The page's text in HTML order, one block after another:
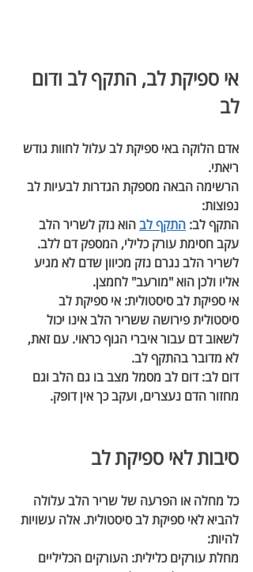
אי ספיקת לב, התקף לב ודום
לב
אדם הלוקה באי ספיקת לב עלול לחוות גודש
ריאתי.
הרשימה הבאה מספקת הגדרות לבעיות לב
נפוצות:
התקף לב: התקף לב הוא נזק לשריר הלב
עקב חסימת עורק כלילי, המספק דם ללב.
לשריר הלב נגרם נזק מכיוון שדם לא מגיע
אליו ולכן הוא "מורעב" לחמצן.
אי ספיקת לב סיסטולית: אי ספיקת לב
סיסטולית פירושה ששריר הלב אינו יכול
לשאוב דם עבור איברי הגוף כראוי. עם זאת,
לא מדובר בהתקף לב.
דום לב: דום לב מסמל מצב בו גם הלב וגם
מחזור הדם נעצרים, ועקב כך אין דופק.
סיבות לאי ספיקת לב
כל מחלה או הפרעה של שריר הלב עלולה
להביא לאי ספיקת לב סיסטולית. אלה עשויות
להיות:
מחלת עורקים כלילית: העורקים הכליליים